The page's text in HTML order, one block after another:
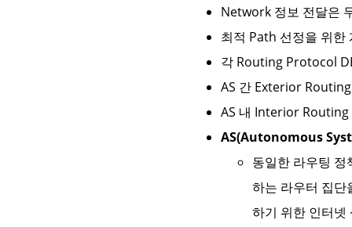
Network 정보 전달은
최적 Path 선정을 위
각 Routing Protocol
AS 간 Exterior
AS 내 Interior Routing
AS(Autonomous
동일한 라우팅
하는 라우터 집
하기 위한 인터넷